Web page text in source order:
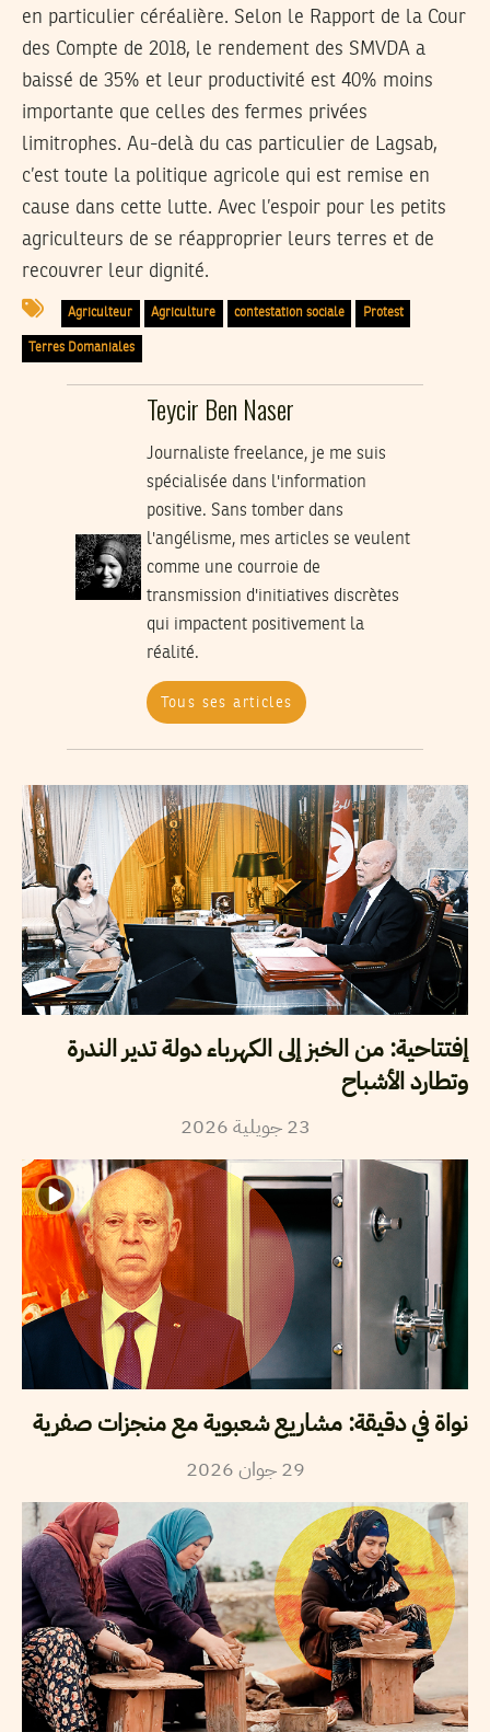
en particulier céréalière. Selon le Rapport de la Cour
des Compte de 2018, le rendement des SMVDA a
baissé de 35% et leur productivité est 40% moins
importante que celles des fermes privées
limitrophes. Au-delà du cas particulier de Lagsab,
c’est toute la politique agricole qui est remise en
cause dans cette lutte. Avec l’espoir pour les petits
agriculteurs de se réapproprier leurs terres et de
recouvrer leur dignité.
Agriculteur Agriculture contestation sociale Protest
Terres Domaniales
Teycir Ben Naser
Journaliste freelance, je me suis
spécialisée dans l'information
positive. Sans tomber dans
l'angélisme, mes articles se veulent
comme une courroie de
transmission d'initiatives discrètes
qui impactent positivement la
réalité.
Tous ses articles
إفتتاحية: من الخبز إلى الكهرباء دولة تدير الندرة
وتطارد الأشباح
23 جويلية2026
نواة في دقيقة: مشاريع شعبوية مع منجزات صفرية
29 جوان2026